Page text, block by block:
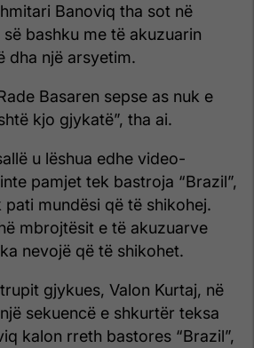
Banoviq tha sot në
bashku me të akuzuarin
dha një arsyetim.
Basaren sepse as nuk e
kjo gjykatë”, tha ai.
u lëshua edhe video-
pamjet tek bastroja “Brazil”,
mundësi që të shikohej.
mbrojtësit e të akuzuarve
nevojë që të shikohet.
gjykues, Valon Kurtaj, në
sekuencë e shkurtër teksa
kalon rreth bastores “Brazil”,